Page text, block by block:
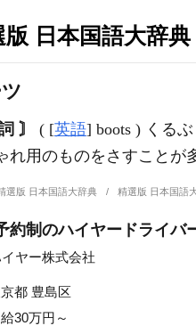
版 日本国語大辞典
〙 ( [英語] boots ) くる
れ用のものをさすことが
選版 日本国語大辞典 精選版 日本国
約制のハイヤードライバ
ヤー株式会社
都 豊島区
給30万円～